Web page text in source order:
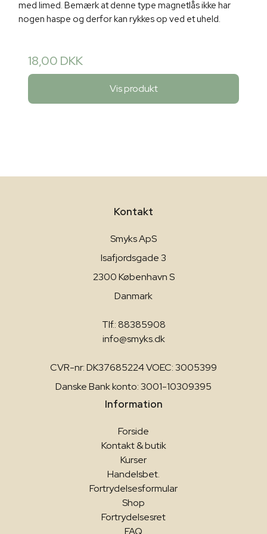
med limed. Bemærk at denne type magnetlås ikke har
nogen haspe og derfor kan rykkes op ved et uheld.
18,00 DKK
Vis produkt
Kontakt
Smyks ApS
Isafjordsgade 3
2300 København S
Danmark
Tlf.: 88385908
info@smyks.dk
CVR-nr: DK37685224 VOEC: 3005399
Danske Bank konto: 3001-10309395
Information
Forside
Kontakt & butik
Kurser
Handelsbet.
Fortrydelsesformular
Shop
Fortrydelsesret
FAQ